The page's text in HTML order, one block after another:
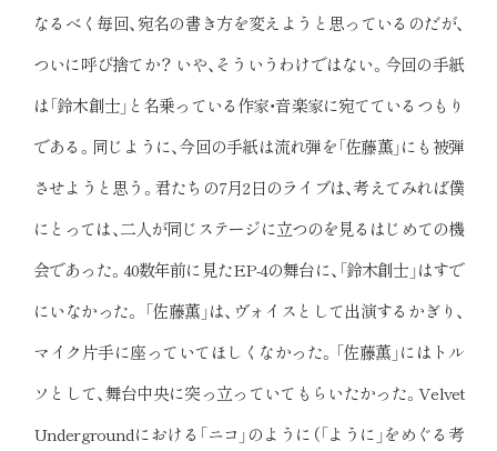
なるべく毎回、宛名の書き方を変えようと思っているのだが、
ついに呼び捨てか？ いや、そういうわけではない。今回の手紙
は「鈴木創士」と名乗っている作家・音楽家に宛てているつもり
である。同じように、今回の手紙は流れ弾を「佐藤薫」にも被弾
させようと思う。君たちの7月2日のライブは、考えてみれば僕
にとっては、二人が同じステージに立つのを見るはじめての機
会であった。40数年前に見たEP-4の舞台に、「鈴木創士」はすで
にいなかった。 「佐藤薫」は、ヴォイスとして出演するかぎり、
マイク片手に座っていてほしくなかった。「佐藤薫」にはトル
ソとして、舞台中央に突っ立っていてもらいたかった。Velvet
Undergroundにおける「ニコ」のように（「ように」をめぐる考